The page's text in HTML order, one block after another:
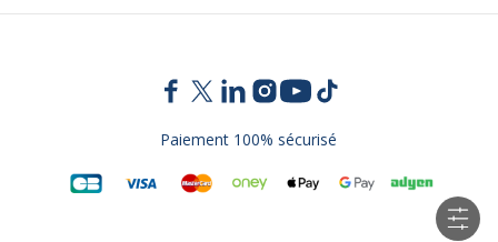
Paiement 100% sécurisé